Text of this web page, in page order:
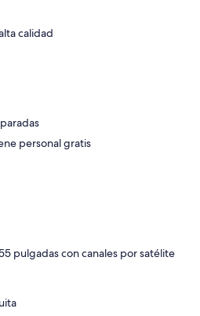
calidad
personal gratis
pulgadas con canales por satélite